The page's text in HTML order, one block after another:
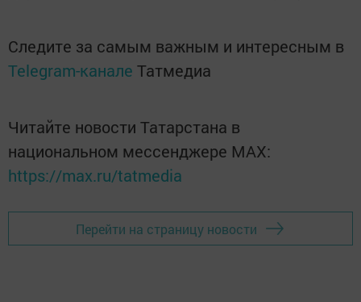
Следите за самым важным и интересным в
Telegram-канале Татмедиа
Читайте новости Татарстана в
национальном мессенджере MАХ:
https://max.ru/tatmedia
Перейти на страницу новости